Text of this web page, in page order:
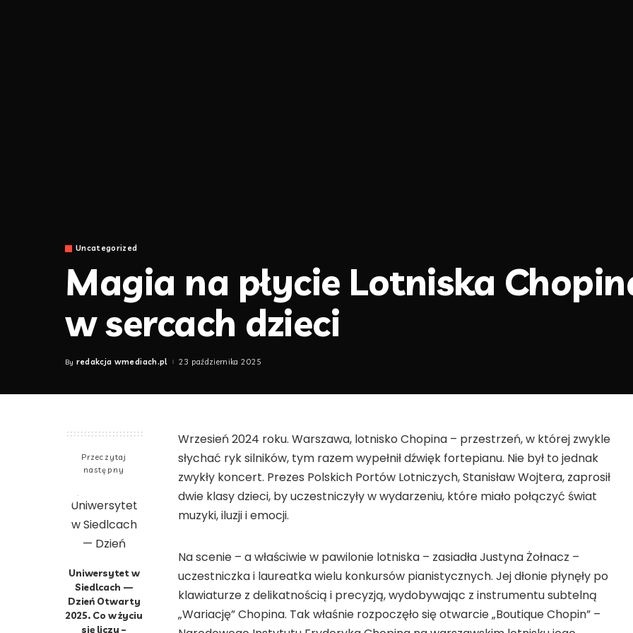
Uncategorized
Magia na płycie Lotniska
w sercach dzieci
Posted
By redakcja wmediach.pl 23 października 2025
Przeczytaj
następny
Uniwersytet w
Siedlcach —
Dzień Otwarty
2025. Co w życiu
się liczy –
Wrzesień 2024 roku. Warszawa, lotnisko Chopina – przestrzeń, w której zwykle
słychać ryk silników, tym razem wypełnił dźwięk fortepianu. Nie był to jednak
zwykły koncert. Prezes Polskich Portów Lotniczych, Stanisław Wojtera, zaprosił
dwie klasy dzieci, by uczestniczyły w wydarzeniu, które miało połączyć świat
muzyki, iluzji i emocji.
Na scenie – a właściwie w pawilonie lotniska – zasiadła Justyna Żołnacz –
uczestniczka i laureatka wielu konkursów pianistycznych. Jej dłonie płynęły po
klawiaturze z delikatnością i precyzją, wydobywając z instrumentu subtelną
„Wariację” Chopina. Tak właśnie rozpoczęło się otwarcie „Boutique Chopin” –